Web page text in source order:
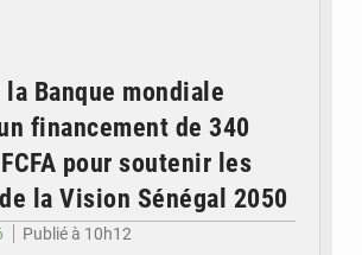
Banque mondiale
financement de 340
pour soutenir les
la Vision Sénégal 2050
Publié à 10h12